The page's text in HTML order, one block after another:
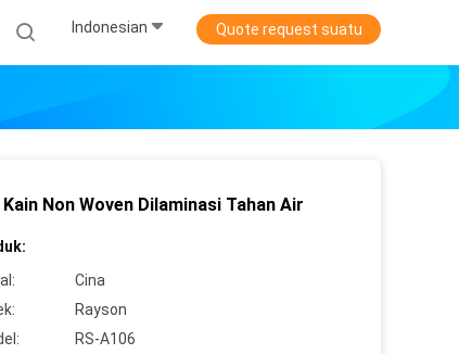
Indonesian Quote request suatu
Non Woven Dilaminasi Tahan Air
Cina
Rayson
RS-A106